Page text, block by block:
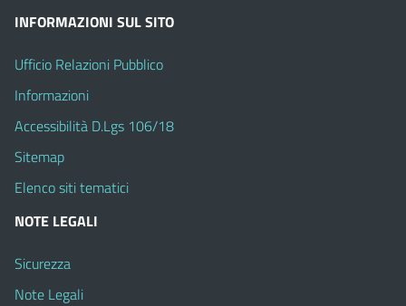
INFORMAZIONI SUL SITO
Ufficio Relazioni Pubblico
Informazioni
Accessibilità D.Lgs 106/18
Sitemap
Elenco siti tematici
NOTE LEGALI
Sicurezza
Note Legali